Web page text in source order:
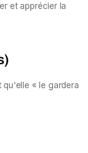
et apprécier la
« le gardera